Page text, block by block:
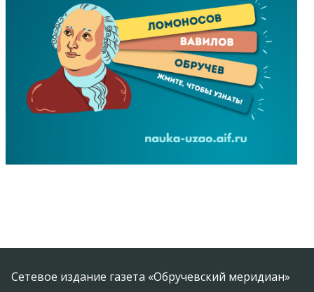
Сетевое издание газета «Обручевский меридиан»